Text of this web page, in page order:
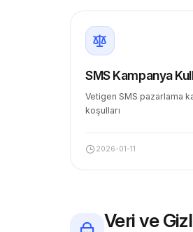
SMS Kampanya
Vetigen SMS pazarlama
koşulları
2026-01-11
Veri ve